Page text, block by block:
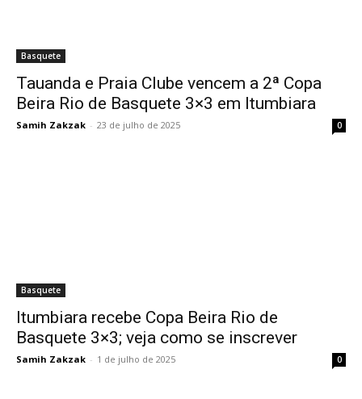
Basquete
Tauanda e Praia Clube vencem a 2ª Copa
Beira Rio de Basquete 3×3 em Itumbiara
Samih Zakzak - 23 de julho de 2025 0
Basquete
Itumbiara recebe Copa Beira Rio de
Basquete 3×3; veja como se inscrever
Samih Zakzak - 1 de julho de 2025 0